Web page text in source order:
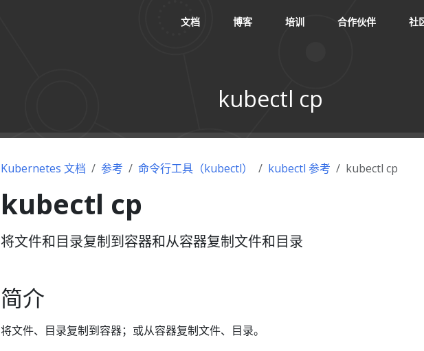
文档 博客 培训 合作伙伴 社
kubectl cp
Kubernetes 文档 参考 命令行工具（kubectl） kubectl 参考 kubectl cp
kubectl cp
将文件和目录复制到容器和从容器复制文件和目录
简介
将文件、目录复制到容器；或从容器复制文件、目录。